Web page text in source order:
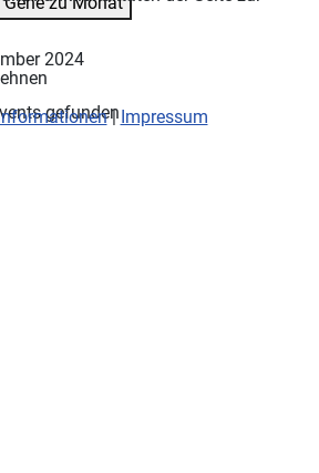
2024
gefunden
|Impressum